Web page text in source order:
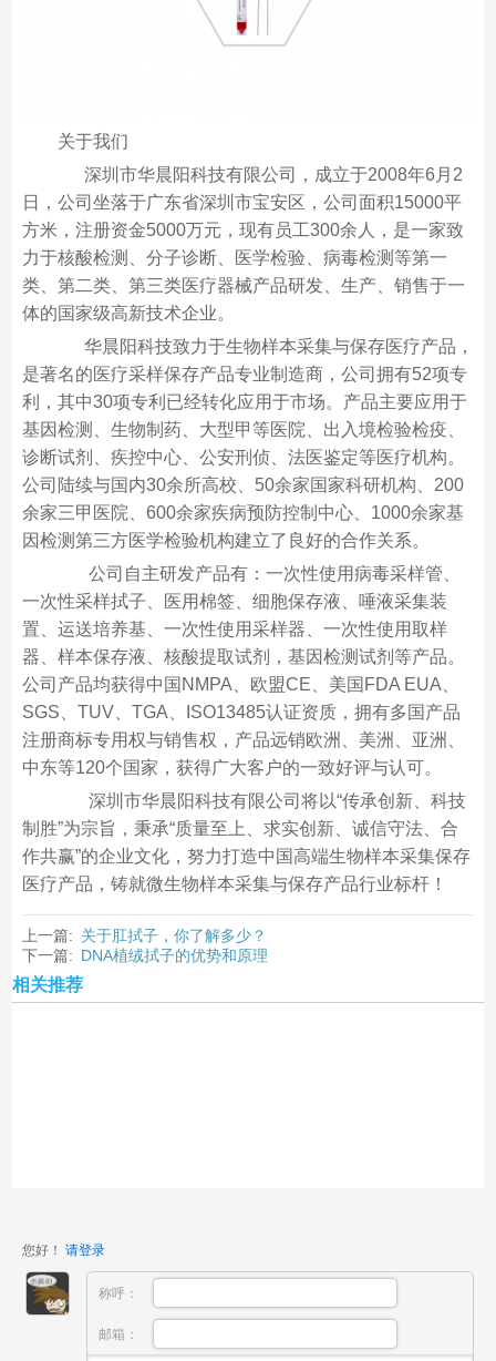
关于我们
深圳市华晨阳科技有限公司，成立于2008年6月2
日，公司坐落于广东省深圳市宝安区，公司面积15000平
方米，注册资金5000万元，现有员工300余人，是一家致
力于核酸检测、分子诊断、医学检验、病毒检测等第一
类、第二类、第三类医疗器械产品研发、生产、销售于一
体的国家级高新技术企业。
华晨阳科技致力于生物样本采集与保存医疗产品，
是著名的医疗采样保存产品专业制造商，公司拥有52项专
利，其中30项专利已经转化应用于市场。产品主要应用于
基因检测、生物制药、大型甲等医院、出入境检验检疫、
诊断试剂、疾控中心、公安刑侦、法医鉴定等医疗机构。
公司陆续与国内30余所高校、50余家国家科研机构、200
余家三甲医院、600余家疾病预防控制中心、1000余家基
因检测第三方医学检验机构建立了良好的合作关系。
公司自主研发产品有：一次性使用病毒采样管、
一次性采样拭子、医用棉签、细胞保存液、唾液采集装
置、运送培养基、一次性使用采样器、一次性使用取样
器、样本保存液、核酸提取试剂，基因检测试剂等产品。
公司产品均获得中国NMPA、欧盟CE、美国FDA EUA、
SGS、TUV、TGA、ISO13485认证资质，拥有多国产品
注册商标专用权与销售权，产品远销欧洲、美洲、亚洲、
中东等120个国家，获得广大客户的一致好评与认可。
深圳市华晨阳科技有限公司将以“传承创新、科技
制胜”为宗旨，秉承“质量至上、求实创新、诚信守法、合
作共赢”的企业文化，努力打造中国高端生物样本采集保存
医疗产品，铸就微生物样本采集与保存产品行业标杆！
上一篇: 关于肛拭子，你了解多少？
下一篇: DNA植绒拭子的优势和原理
相关推荐
您好！ 请登录
称呼：
邮箱：